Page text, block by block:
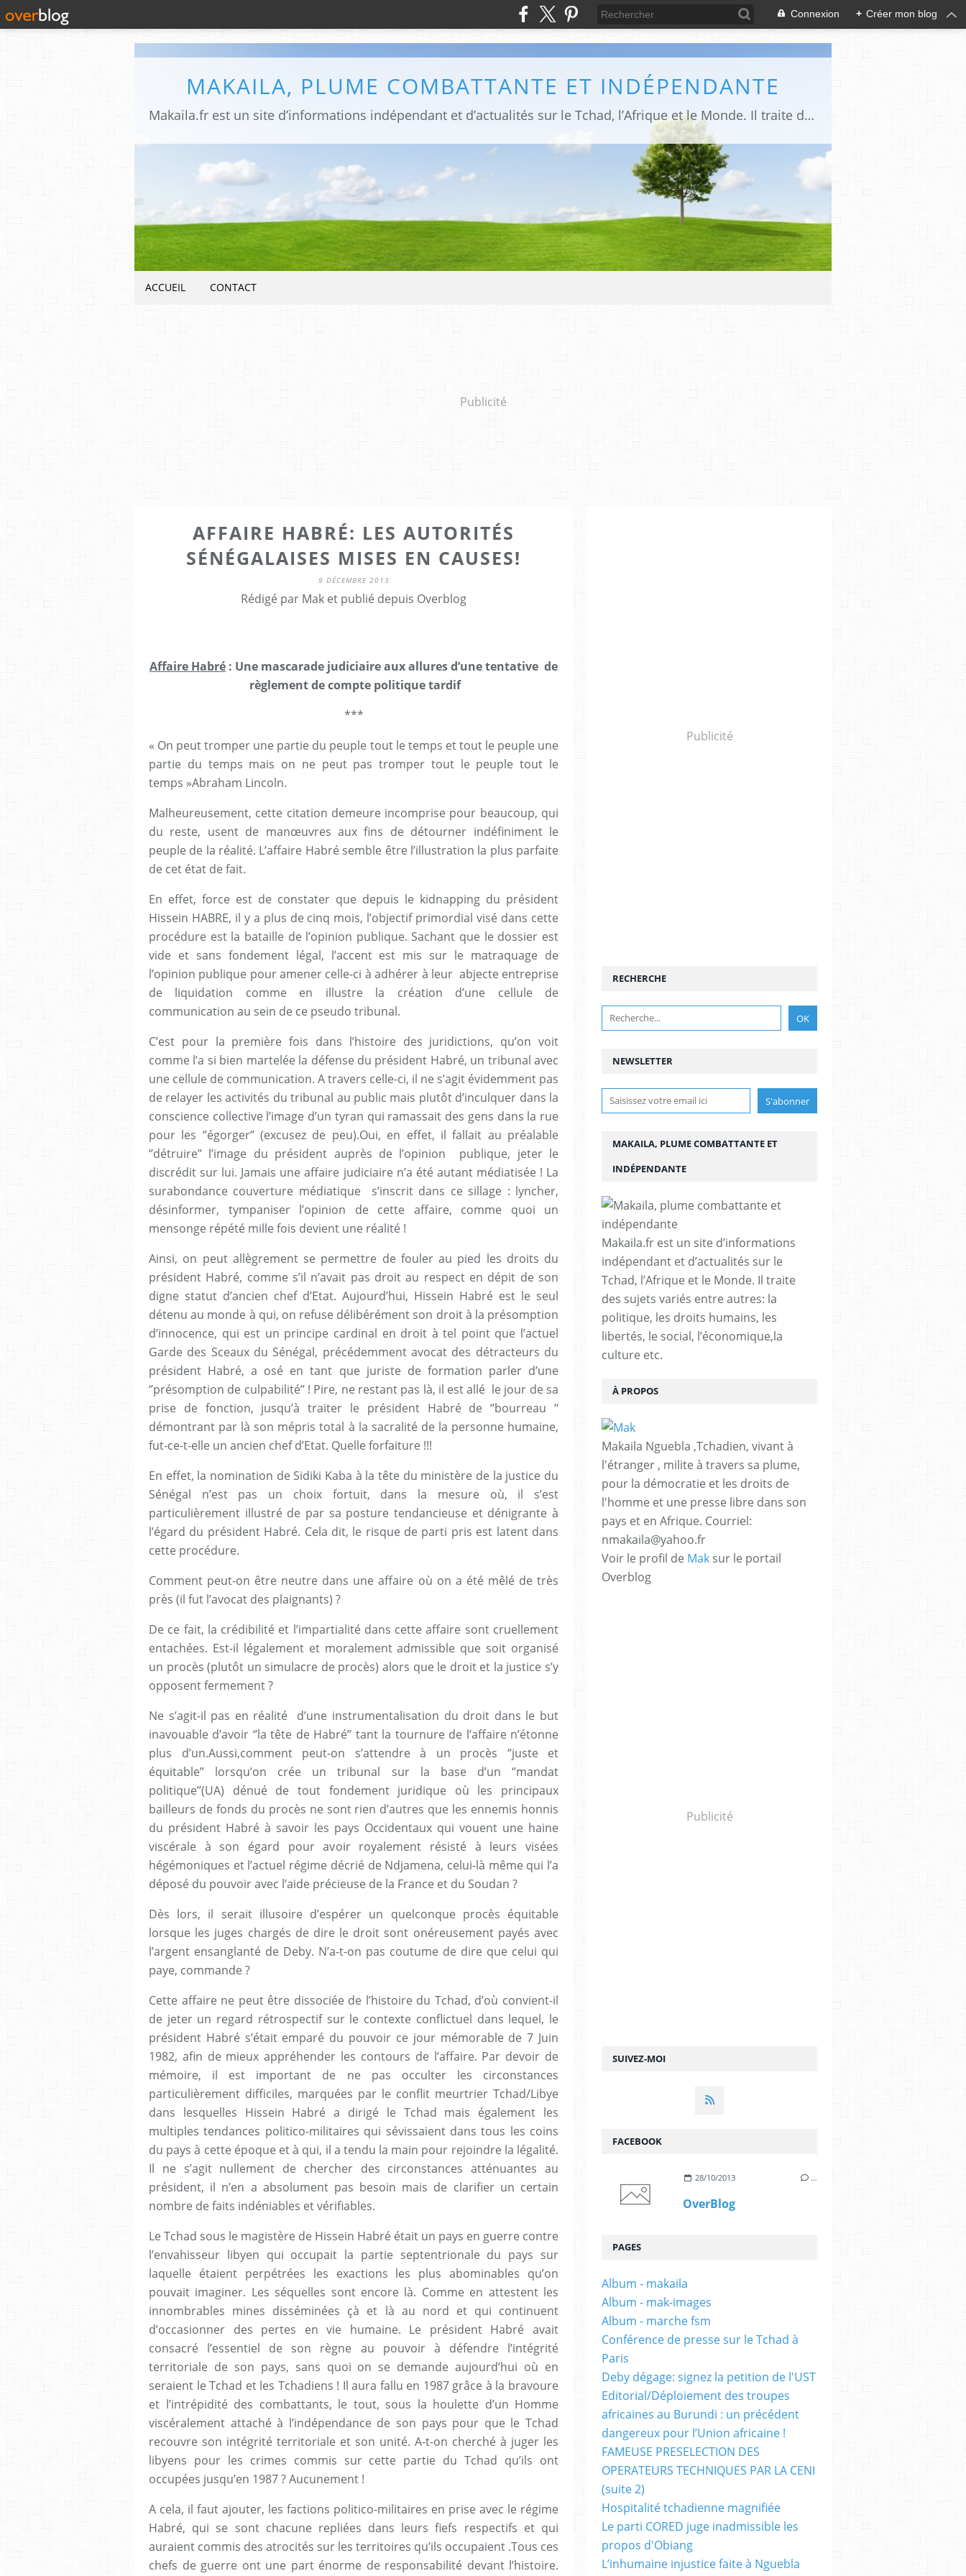
Connexion + Créer mon blog
MAKAILA, PLUME COMBATTANTE ET INDÉPENDANTE
Makaila.fr est un site d’informations indépendant et d’actualités sur le Tchad, l’Afrique et le Monde. Il traite des sujets variés entre autres: la politique, les droits humains, les libertés, le social, l’économique,la culture etc.
ACCUEIL CONTACT
Publicité
AFFAIRE HABRÉ: LES AUTORITÉS
SÉNÉGALAISES MISES EN CAUSES!
9 DÉCEMBRE 2013
Rédigé par Mak et publié depuis Overblog
Affaire Habré : Une mascarade judiciaire aux allures d’une tentative de
règlement de compte politique tardif
***
« On peut tromper une partie du peuple tout le temps et tout le peuple une
partie du temps mais on ne peut pas tromper tout le peuple tout le
temps »Abraham Lincoln.
Malheureusement, cette citation demeure incomprise pour beaucoup, qui
du reste, usent de manœuvres aux fins de détourner indéfiniment le
peuple de la réalité. L’affaire Habré semble être l’illustration la plus parfaite
de cet état de fait.
En effet, force est de constater que depuis le kidnapping du président
Hissein HABRE, il y a plus de cinq mois, l’objectif primordial visé dans cette
procédure est la bataille de l’opinion publique. Sachant que le dossier est
vide et sans fondement légal, l’accent est mis sur le matraquage de
l’opinion publique pour amener celle-ci à adhérer à leur abjecte entreprise
de liquidation comme en illustre la création d’une cellule de
communication au sein de ce pseudo tribunal.
C’est pour la première fois dans l’histoire des juridictions, qu’on voit
comme l’a si bien martelée la défense du président Habré, un tribunal avec
une cellule de communication. A travers celle-ci, il ne s’agit évidemment pas
de relayer les activités du tribunal au public mais plutôt d’inculquer dans la
conscience collective l’image d’un tyran qui ramassait des gens dans la rue
pour les ‘’égorger’’ (excusez de peu).Oui, en effet, il fallait au préalable
‘’détruire’’ l’image du président auprès de l’opinion publique, jeter le
discrédit sur lui. Jamais une affaire judiciaire n’a été autant médiatisée ! La
surabondance couverture médiatique s’inscrit dans ce sillage : lyncher,
désinformer, tympaniser l’opinion de cette affaire, comme quoi un
mensonge répété mille fois devient une réalité !
Ainsi, on peut allègrement se permettre de fouler au pied les droits du
président Habré, comme s’il n’avait pas droit au respect en dépit de son
digne statut d’ancien chef d’Etat. Aujourd’hui, Hissein Habré est le seul
détenu au monde à qui, on refuse délibérément son droit à la présomption
d’innocence, qui est un principe cardinal en droit à tel point que l’actuel
Garde des Sceaux du Sénégal, précédemment avocat des détracteurs du
président Habré, a osé en tant que juriste de formation parler d’une
‘’présomption de culpabilité’’ ! Pire, ne restant pas là, il est allé le jour de sa
prise de fonction, jusqu’à traiter le président Habré de ‘’bourreau ’‘
démontrant par là son mépris total à la sacralité de la personne humaine,
fut-ce-t-elle un ancien chef d’Etat. Quelle forfaiture !!!
En effet, la nomination de Sidiki Kaba à la tête du ministère de la justice du
Sénégal n’est pas un choix fortuit, dans la mesure où, il s’est
particulièrement illustré de par sa posture tendancieuse et dénigrante à
l’égard du président Habré. Cela dit, le risque de parti pris est latent dans
cette procédure.
Comment peut-on être neutre dans une affaire où on a été mêlé de très
près (il fut l’avocat des plaignants) ?
De ce fait, la crédibilité et l’impartialité dans cette affaire sont cruellement
entachées. Est-il légalement et moralement admissible que soit organisé
un procès (plutôt un simulacre de procès) alors que le droit et la justice s’y
opposent fermement ?
Ne s’agit-il pas en réalité d’une instrumentalisation du droit dans le but
inavouable d’avoir ‘’la tête de Habré’’ tant la tournure de l’affaire n’étonne
plus d’un.Aussi,comment peut-on s’attendre à un procès ‘’juste et
équitable’’ lorsqu’on crée un tribunal sur la base d’un ‘’mandat
politique’’(UA) dénué de tout fondement juridique où les principaux
bailleurs de fonds du procès ne sont rien d’autres que les ennemis honnis
du président Habré à savoir les pays Occidentaux qui vouent une haine
viscérale à son égard pour avoir royalement résisté à leurs visées
hégémoniques et l’actuel régime décrié de Ndjamena, celui-là même qui l’a
déposé du pouvoir avec l’aide précieuse de la France et du Soudan ?
Dès lors, il serait illusoire d’espérer un quelconque procès équitable
lorsque les juges chargés de dire le droit sont onéreusement payés avec
l’argent ensanglanté de Deby. N’a-t-on pas coutume de dire que celui qui
paye, commande ?
Cette affaire ne peut être dissociée de l’histoire du Tchad, d’où convient-il
de jeter un regard rétrospectif sur le contexte conflictuel dans lequel, le
président Habré s’était emparé du pouvoir ce jour mémorable de 7 Juin
1982, afin de mieux appréhender les contours de l’affaire. Par devoir de
mémoire, il est important de ne pas occulter les circonstances
particulièrement difficiles, marquées par le conflit meurtrier Tchad/Libye
dans lesquelles Hissein Habré a dirigé le Tchad mais également les
multiples tendances politico-militaires qui sévissaient dans tous les coins
du pays à cette époque et à qui, il a tendu la main pour rejoindre la légalité.
Il ne s’agit nullement de chercher des circonstances atténuantes au
président, il n’en a absolument pas besoin mais de clarifier un certain
nombre de faits indéniables et vérifiables.
Le Tchad sous le magistère de Hissein Habré était un pays en guerre contre
l’envahisseur libyen qui occupait la partie septentrionale du pays sur
laquelle étaient perpétrées les exactions les plus abominables qu’on
pouvait imaginer. Les séquelles sont encore là. Comme en attestent les
innombrables mines disséminées çà et là au nord et qui continuent
d’occasionner des pertes en vie humaine. Le président Habré avait
consacré l’essentiel de son règne au pouvoir à défendre l’intégrité
territoriale de son pays, sans quoi on se demande aujourd’hui où en
seraient le Tchad et les Tchadiens ! Il aura fallu en 1987 grâce à la bravoure
et l’intrépidité des combattants, le tout, sous la houlette d’un Homme
viscéralement attaché à l’indépendance de son pays pour que le Tchad
recouvre son intégrité territoriale et son unité. A-t-on cherché à juger les
libyens pour les crimes commis sur cette partie du Tchad qu’ils ont
occupées jusqu’en 1987 ? Aucunement !
A cela, il faut ajouter, les factions politico-militaires en prise avec le régime
Habré, qui se sont chacune repliées dans leurs fiefs respectifs et qui
auraient commis des atrocités sur les territoires qu’ils occupaient .Tous ces
chefs de guerre ont une part énorme de responsabilité devant l’histoire.
Publicité
NEWSLETTER
SUIVEZ-MOI
RECHERCHE
MAKAILA, PLUME COMBATTANTE ET
INDÉPENDANTE
Makaila.fr est un site d’informations
indépendant et d’actualités sur le
Tchad, l’Afrique et le Monde. Il traite
des sujets variés entre autres: la
politique, les droits humains, les
libertés, le social, l’économique,la
culture etc.
À PROPOS
Makaila Nguebla ,Tchadien, vivant à
l'étranger , milite à travers sa plume,
pour la démocratie et les droits de
l'homme et une presse libre dans son
pays et en Afrique. Courriel:
nmakaila@yahoo.fr
Voir le profil de Mak sur le portail
Overblog
Publicité
FACEBOOK
28/10/2013 …
OverBlog
PAGES
Album - makaila
Album - mak-images
Album - marche fsm
Conférence de presse sur le Tchad à
Paris
Deby dégage: signez la petition de l'UST
Editorial/Déploiement des troupes
africaines au Burundi : un précédent
dangereux pour l’Union africaine !
FAMEUSE PRESELECTION DES
OPERATEURS TECHNIQUES PAR LA CENI
(suite 2)
Hospitalité tchadienne magnifiée
Le parti CORED juge inadmissible les
propos d'Obiang
L’inhumaine injustice faite à Nguebla